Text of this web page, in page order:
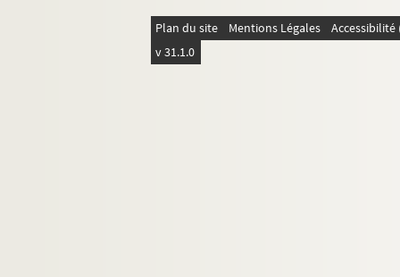
Plan du site Mentions Légales
v 31.1.0